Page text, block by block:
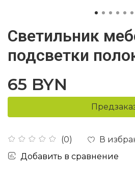
Светильник
подсветки
(0)
В
Добавить в сравнение
65 BYN